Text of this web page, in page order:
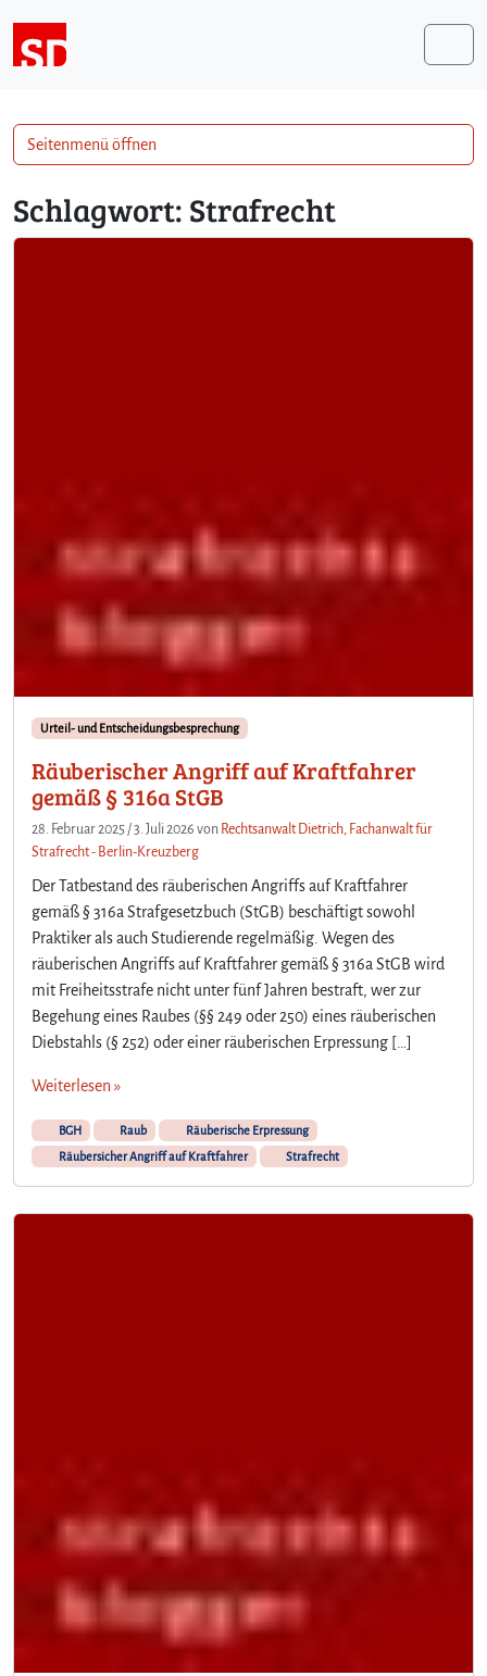
Schlagwort: Strafrecht
Urteil- und Entscheidungsbesprechung
Räuberischer Angriff auf Kraftfahrer
gemäß § 316a StGB
28. Februar 2025 /3. Juli 2026 von Rechtsanwalt Dietrich, Fachanwalt für
Strafrecht - Berlin-Kreuzberg
Der Tatbestand des räuberischen Angriffs auf Kraftfahrer
gemäß § 316a Strafgesetzbuch (StGB) beschäftigt sowohl
Praktiker als auch Studierende regelmäßig. Wegen des
räuberischen Angriffs auf Kraftfahrer gemäß § 316a StGB wird
mit Freiheitsstrafe nicht unter fünf Jahren bestraft, wer zur
Begehung eines Raubes (§§ 249 oder 250) eines räuberischen
Diebstahls (§ 252) oder einer räuberischen Erpressung […]
Weiterlesen »
BGH Raub
Räuberische Erpressung
Räubersicher Angriff auf Kraftfahrer
Strafrecht
Seitenmenü öffnen